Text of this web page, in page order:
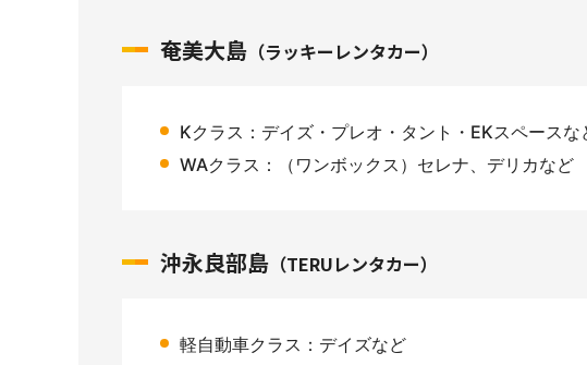
奄美大島 （ラッキーレンタカー）
Kクラス：デイズ・プレオ・タント・EKスペースな
WAクラス：（ワンボックス）セレナ、デリカなど
沖永良部島 （TERUレンタカー）
軽自動車クラス：デイズなど